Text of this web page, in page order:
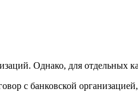
Однако, для отдельных
с банковской